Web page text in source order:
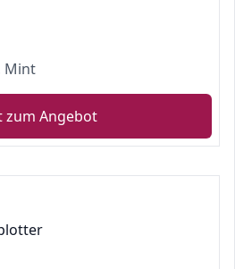
Mint
zum Angebot